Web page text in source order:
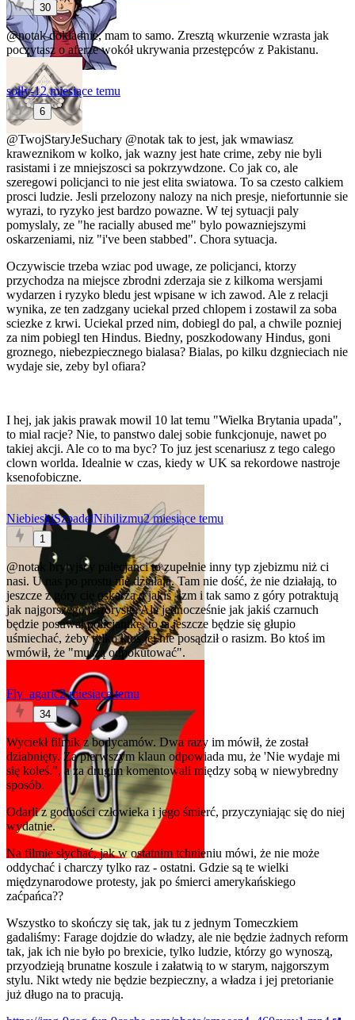
30
@notakdokładnie, mam to samo. Zresztą wkurzenie wzrasta jak
poczytasz o aferze wokół ukrywania przestępców z Pakistanu.
solly-12 miesiące temu
6
@TwojStaryJeSuchary @notak tak to jest, jak wmawiasz
kraweznikom w kolko, jak wazny jest hate crime, zeby nie byli
rasistami i ze mniejszosci sa pokrzywdzone. Co jak co, ale
szeregowi policjanci to nie jest elita swiatowa. To sa czesto calkiem
prosci ludzie. Jesli przelozony nalozy na nich presje, niefortunnie sie
wyrazi, to ryzyko jest bardzo powazne. W tej sytuacji paly
pomyslaly, ze "he racially abused me" bylo powazniejszymi
oskarzeniami, niz "i've been stabbed". Chora sytuacja.
Oczywiscie trzeba wziac pod uwage, ze policjanci, ktorzy
przychodza na miejsce zbrodni zderzaja sie z kilkoma wersjami
wydarzen i ryzyko bledu jest wpisane w ich zawod. Ale z relacji
wynika, ze ten zadzgany uciekal przed chlopem i zostawil za soba
sciezke z krwi. Uciekal przed nim, dobiegl do pal, a chwile pozniej
za nim pobiegl ten Hindus. Biedny, poszkodowany Hindus, goni
groznego, niebezpiecznego bialasa? Bialas, po kilku dzgnieciach nie
wydaje sie, zeby byl ofiara?
I hej, jak jakis prawak mowil 10 lat temu "Wielka Brytania upada",
to mial racje? Nie, to panstwo dalej sobie funkcjonuje, nawet po
takiej akcji. Ale co to ma byc? To juz jest scenariusz z tego calego
clown worlda. Idealnie w czas, kiedy w UK sa rekordowe nastroje
ksenofobiczne.
NiebieskiSzpadelNihilizmu2 miesiące temu
1
@notak
brytyjscy pałecjanci to zupełnie inny typ zjebizmu niż ci
nasi. U nas po prostu nie działają. Tam nie dość, że nie działają, to
jeszcze z góry cię oskarżą o jakiś -izm i tak samo z góry potraktują
jak najgorszego terrorystę. Ale jednocześnie jak jakiś czarnuch
będzie posuwał policjantkę, to ta jeszcze będzie się głupio
uśmiechać, żeby tylko ktoś jej nie posądził o rasizm. Bo ktoś im
wmówił, że "muszą odpokutować".
Fly_agaric2 miesiące temu
34
Wyciekł filmik z bodycamów. Dwa razy im mówił, że został
dziabnięty. Za pierwszym klaun odpowiada mu, że 'Nie wydaje mi
się koleś.", a za drugim komentowali między sobą w niewybredny
sposób.
Odarli z godności człowieka i jego śmierć, przyczyniając się do niej
wydatnie.
Na filmie słychać, jak w ostatnim tchnieniu mówi, że nie może
oddychać i charczy tylko raz - ostatni. Gdzie są te wielki
międzynarodowe protesty, jak po śmierci amerykańskiego
zaćpańca??
Wszystko to skończy się tak, jak tu z jednym Tomeczkiem
gadaliśmy: Farage dojdzie do władzy, ale nie będzie żadnych reform
tak, jak ich nie było po brexicie, tylko ludzie, którzy go wynoszą,
przyodzieją brunatne koszule i załatwią to w starym, najgorszym
stylu. Nikt wtedy nie będzie bezpieczny, a władza i jej pretorianie
już długo na to pracują.